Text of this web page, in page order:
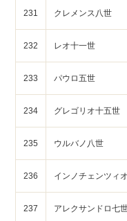
231 クレメンス八世
232 レオ十一世
233 パウロ五世
234 グレゴリオ十五世
235 ウルバノ八世
236 インノチェンツィ
237 アレクサンドロ七